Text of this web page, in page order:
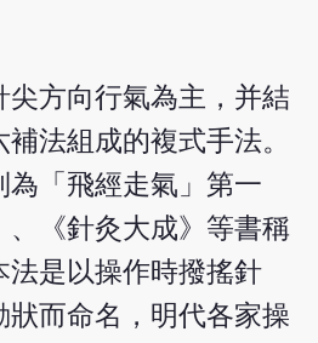
尖方向行氣為主，并結
法組成的複式手法。
為「飛經走氣」第一
、《針灸大成》等書稱
法是以操作時撥搖針
狀而命名，明代各家操